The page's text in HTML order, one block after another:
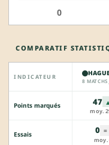
0
COMPARATIF
INDICATEUR
8 MATCHS
Points marqués 47 ▲
moy.
Essais 0 =
moy.